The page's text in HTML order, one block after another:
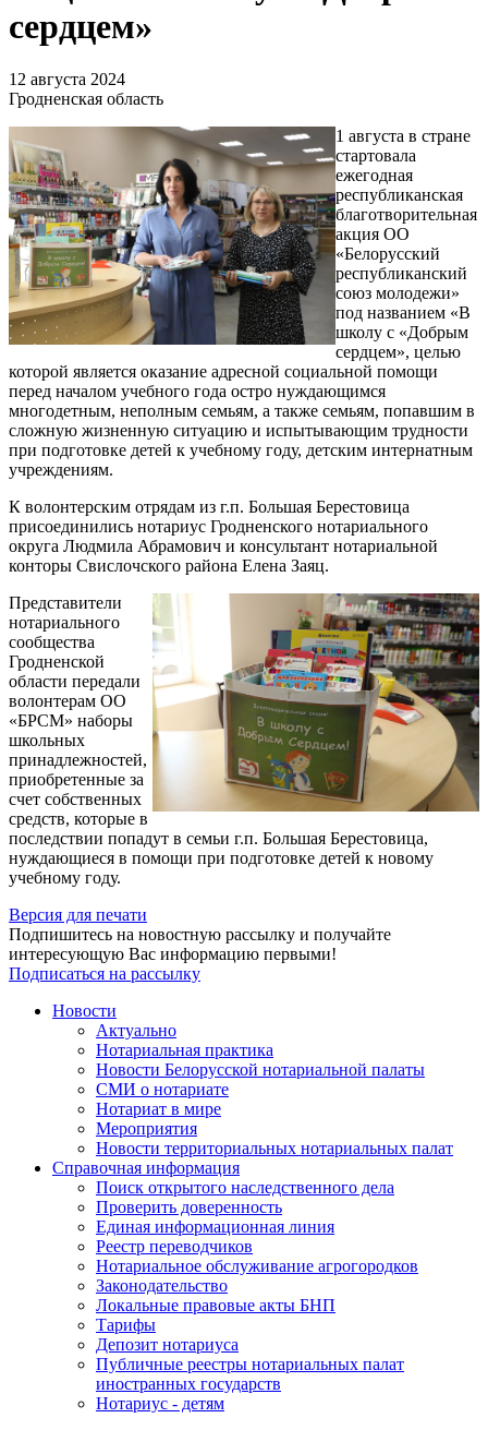
сердцем»
12 августа 2024
Гродненская область
1 августа в стране
стартовала
ежегодная
республиканская
благотворительная
акция ОО
«Белорусский
республиканский
союз молодежи»
под названием «В
школу с «Добрым
сердцем», целью
которой является оказание адресной социальной помощи
перед началом учебного года остро нуждающимся
многодетным, неполным семьям, а также семьям, попавшим в
сложную жизненную ситуацию и испытывающим трудности
при подготовке детей к учебному году, детским интернатным
учреждениям.
К волонтерским отрядам из г.п. Большая Берестовица
присоединились нотариус Гродненского нотариального
округа Людмила Абрамович и консультант нотариальной
конторы Свислочского района Елена Заяц.
Представители
нотариального
сообщества
Гродненской
области передали
волонтерам ОО
«БРСМ» наборы
школьных
принадлежностей,
приобретенные за
счет собственных
средств, которые в
последствии попадут в семьи г.п. Большая Берестовица,
нуждающиеся в помощи при подготовке детей к новому
учебному году.
Версия для печати
Подпишитесь на новостную рассылку и получайте
интересующую Вас информацию первыми!
Подписаться на рассылку
Новости
Актуально
Нотариальная практика
Новости Белорусской нотариальной палаты
СМИ о нотариате
Нотариат в мире
Мероприятия
Новости территориальных нотариальных палат
Справочная информация
Поиск открытого наследственного дела
Проверить доверенность
Единая информационная линия
Реестр переводчиков
Нотариальное обслуживание агрогородков
Законодательство
Локальные правовые акты БНП
Тарифы
Депозит нотариуса
Публичные реестры нотариальных палат
иностранных государств
Нотариус - детям